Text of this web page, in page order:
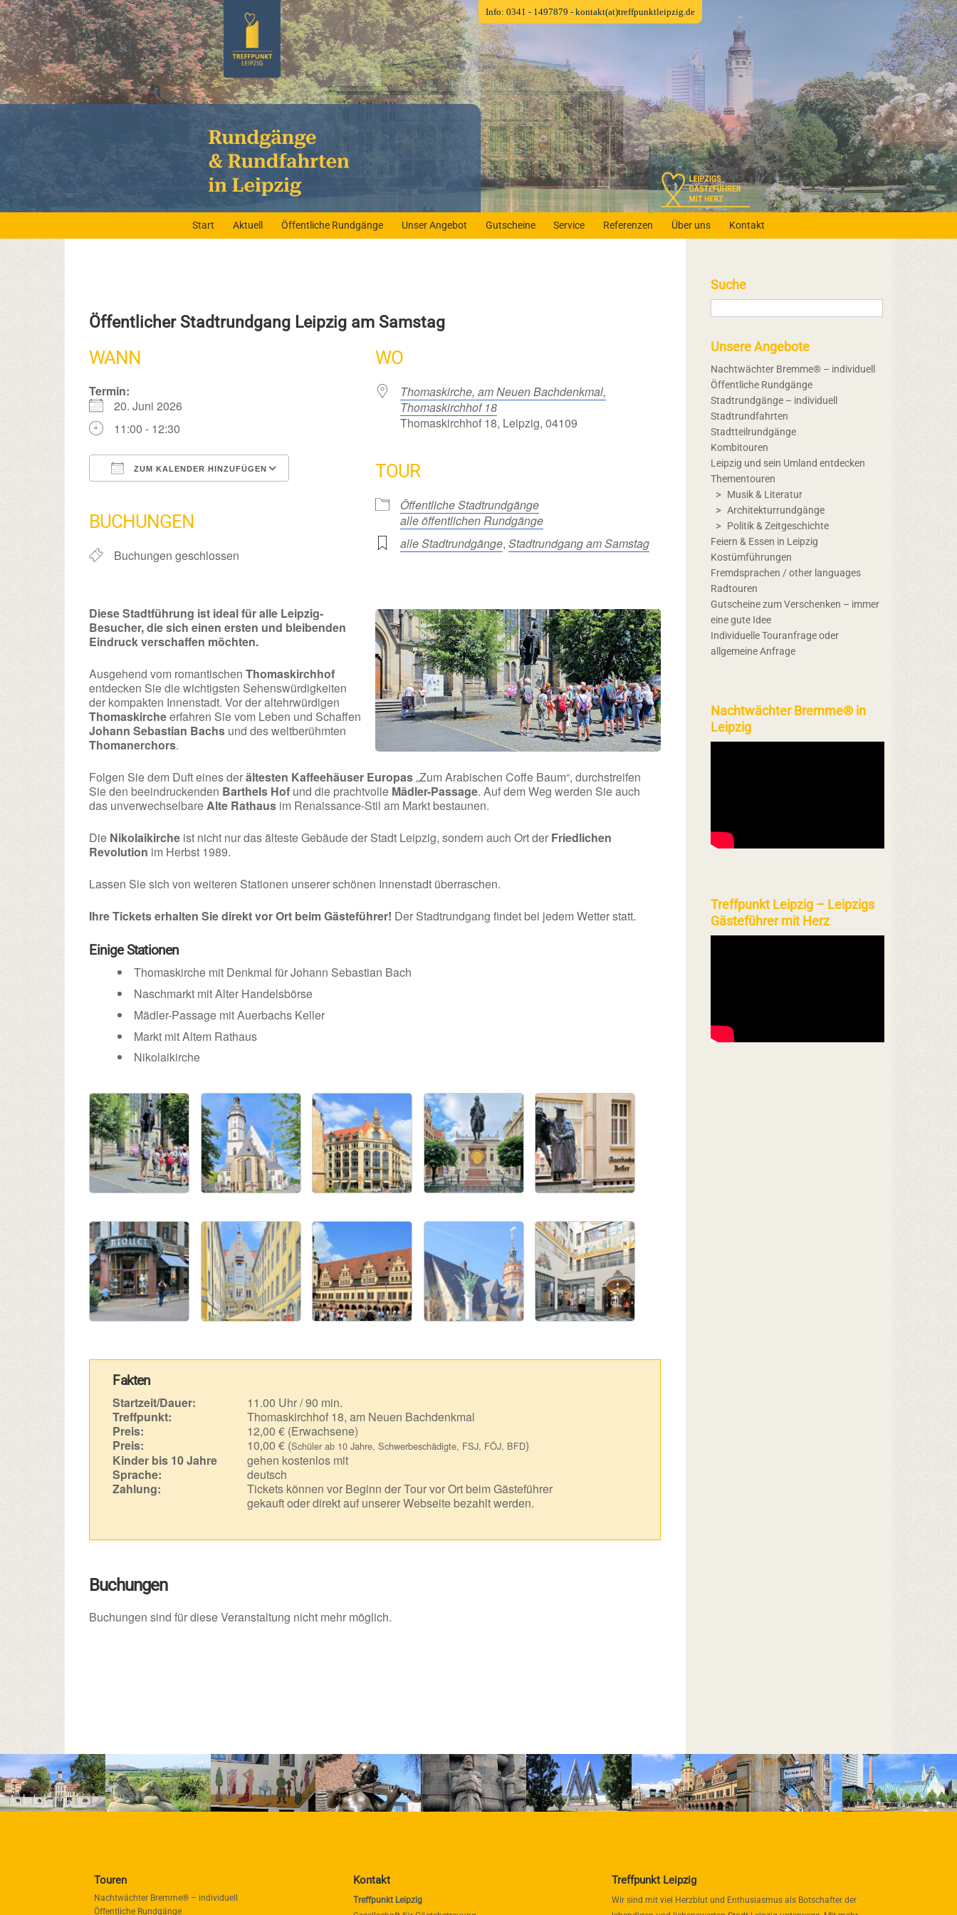
Start Aktuell Öffentliche Rundgänge Unser Angebot Gutscheine Service Referenzen Über uns Kontakt
Öffentlicher Stadtrundgang Leipzig am Samstag
WANN
Termin:
20. Juni 2026
11:00 - 12:30
ZUM KALENDER HINZUFÜGEN
BUCHUNGEN
Buchungen geschlossen
WO
Thomaskirche, am Neuen Bachdenkmal,
Thomaskirchhof 18
Thomaskirchhof 18, Leipzig, 04109
TOUR
Öffentliche Stadtrundgänge
alle öffentlichen Rundgänge
alle Stadtrundgänge, Stadtrundgang am Samstag
Diese Stadtführung ist ideal für alle Leipzig-
Besucher, die sich einen ersten und bleibenden
Eindruck verschaffen möchten.
Ausgehend vom romantischenThomaskirchhof
entdecken Sie die wichtigsten Sehenswürdigkeiten
der kompakten Innenstadt. Vor der altehrwürdigen
Thomaskircheerfahren Sie vom Leben und Schaffen
Johann Sebastian Bachs und des weltberühmten
Thomanerchors.
Folgen Sie dem Duft eines derältesten Kaffeehäuser Europas„Zum Arabischen Coffe Baum“, durchstreifen
Sie den beeindruckenden Barthels Hof und die prachtvolle Mädler-Passage. Auf dem Weg werden Sie auch
das unverwechselbareAlte Rathaus im Renaissance-Stil am Markt bestaunen.
Die Nikolaikirche ist nicht nur das älteste Gebäude der Stadt Leipzig, sondern auch Ort der Friedlichen
Revolution im Herbst 1989.
Lassen Sie sich von weiteren Stationen unserer schönen Innenstadt überraschen.
Ihre Tickets erhalten Sie direkt vor Ort beim Gästeführer! Der Stadtrundgang findet bei jedem Wetter statt.
Einige Stationen
Thomaskirche mit Denkmal für Johann Sebastian Bach
Naschmarkt mit Alter Handelsbörse
Mädler-Passage mit Auerbachs Keller
Markt mit Altem Rathaus
Nikolaikirche
Fakten
Startzeit/Dauer:
11.00 Uhr / 90 min.
Treffpunkt:
Thomaskirchhof 18, am Neuen Bachdenkmal
Preis:
12,00 € (Erwachsene)
Preis:
10,00 € (Schüler ab 10 Jahre, Schwerbeschädigte, FSJ, FÖJ, BFD)
Kinder bis 10 Jahre
gehen kostenlos mit
Sprache:
deutsch
Zahlung:
Tickets können vor Beginn der Tour vor Ort beim Gästeführer
gekauft oder direkt auf unserer Webseite bezahlt werden.
Buchungen
Buchungen sind für diese Veranstaltung nicht mehr möglich.
Suche
Unsere Angebote
Nachtwächter Bremme® – individuell
Öffentliche Rundgänge
Stadtrundgänge – individuell
Stadtrundfahrten
Stadtteilrundgänge
Kombitouren
Leipzig und sein Umland entdecken
Thementouren
Musik & Literatur
Architekturrundgänge
Politik & Zeitgeschichte
Feiern & Essen in Leipzig
Kostümführungen
Fremdsprachen / other languages
Radtouren
Gutscheine zum Verschenken – immer
eine gute Idee
Individuelle Touranfrage oder
allgemeine Anfrage
Nachtwächter Bremme® in
Leipzig
Treffpunkt Leipzig – Leipzigs
Gästeführer mit Herz
Touren
Nachtwächter Bremme® – individuell
Öffentliche Rundgänge
Kontakt
Treffpunkt Leipzig
Treffpunkt Leipzig
Wir sind mit viel Herzblut und Enthusiasmus als Botschafter der
Info: 0341 - 1497879 - kontakt(at)treffpunktleipzig.de